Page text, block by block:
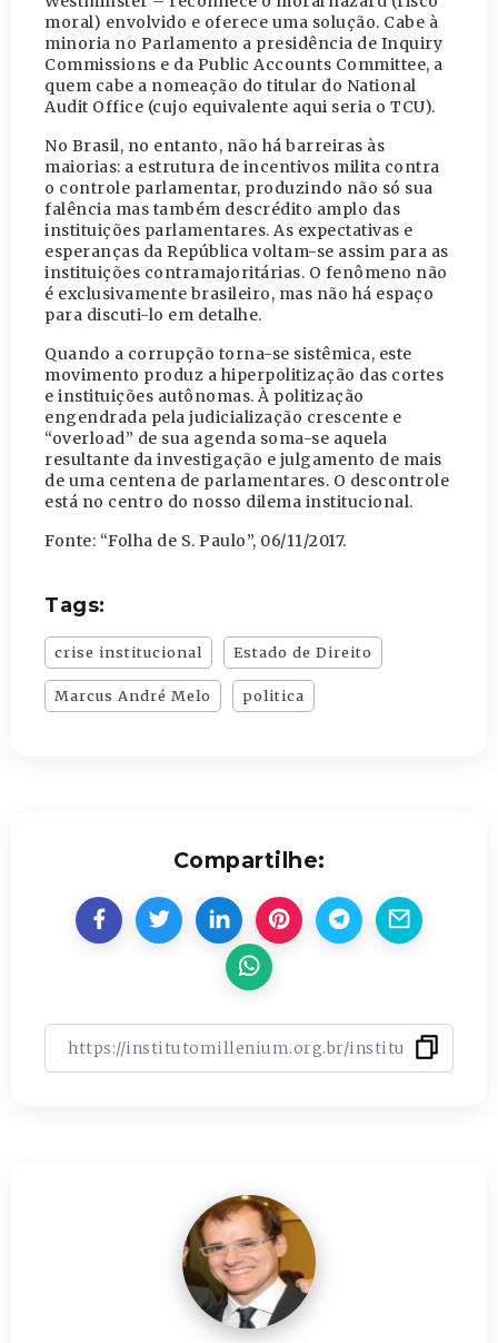
moral) envolvido e oferece uma solução. Cabe à
minoria no Parlamento a presidência de Inquiry
Commissions e da Public Accounts Committee, a
quem cabe a nomeação do titular do National
Audit Office (cujo equivalente aqui seria o TCU).
No Brasil, no entanto, não há barreiras às
maiorias: a estrutura de incentivos milita contra
o controle parlamentar, produzindo não só sua
falência mas também descrédito amplo das
instituições parlamentares. As expectativas e
esperanças da República voltam-se assim para as
instituições contramajoritárias. O fenômeno não
é exclusivamente brasileiro, mas não há espaço
para discuti-lo em detalhe.
Quando a corrupção torna-se sistêmica, este
movimento produz a hiperpolitização das cortes
e instituições autônomas. À politização
engendrada pela judicialização crescente e
“overload” de sua agenda soma-se aquela
resultante da investigação e julgamento de mais
de uma centena de parlamentares. O descontrole
está no centro do nosso dilema institucional.
Fonte: “Folha de S. Paulo”, 06/11/2017.
Tags:
crise institucional Estado de Direito
Marcus André Melo politica
Compartilhe: